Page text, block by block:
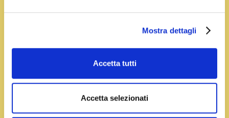
Mostra dettagli
Accetta tutti
Accetta selezionati
ghiacciato allo zafferano